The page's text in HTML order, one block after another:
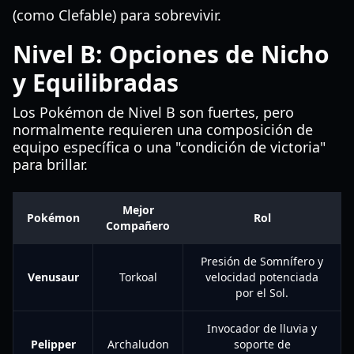
(como Clefable) para sobrevivir.
Nivel B: Opciones de Nicho
y Equilibradas
Los Pokémon de Nivel B son fuertes, pero
normalmente requieren una composición de
equipo específica o una "condición de victoria"
para brillar.
Pokémon
Mejor
Compañero
Rol
Venusaur Torkoal
Presión de Somnífero y
velocidad potenciada
por el Sol.
Pelipper Archaludon
Invocador de lluvia y
soporte de